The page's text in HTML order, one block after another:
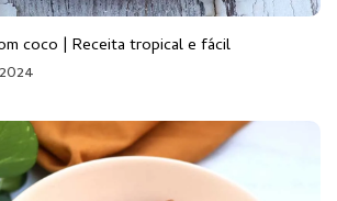
coco | Receita tropical e fácil